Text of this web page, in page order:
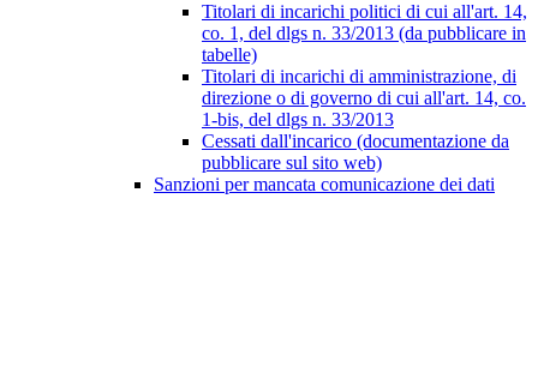
Titolari di incarichi politici di cui all'art. 14,
co. 1, del dlgs n. 33/2013 (da pubblicare in
tabelle)
Titolari di incarichi di amministrazione, di
direzione o di governo di cui all'art. 14, co.
1-bis, del dlgs n. 33/2013
Cessati dall'incarico (documentazione da
pubblicare sul sito web)
Sanzioni per mancata comunicazione dei dati